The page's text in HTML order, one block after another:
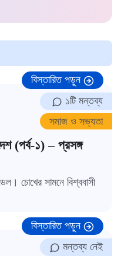
১টি মন্তব্য
সমাজ ও সভ্যতা
বিস্তারিত পড়ুন
(পর্ব-১) – প্রসঙ্গ
চোখের সামনে বিশ্ববাসী
মন্তব্য নেই
বিস্তারিত পড়ুন